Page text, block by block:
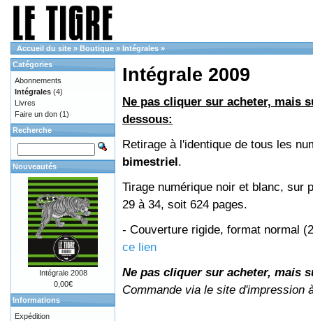
Accueil du site » Boutique » Intégrales »
Intégrale 2009
Ne pas cliquer sur acheter, mais
dessous:
Retirage à l'identique de tous les
bimestriel.
Tirage numérique noir et blanc, sur
29 à 34, soit 624 pages.
- Couverture rigide, format normal
ce lien
Ne pas cliquer sur acheter, mais
Commande via le site d'impression
Catégories
Abonnements
Intégrales (4)
Livres
Faire un don (1)
Recherche
Nouveautés
Intégrale 2008
0,00€
Informations
Expédition